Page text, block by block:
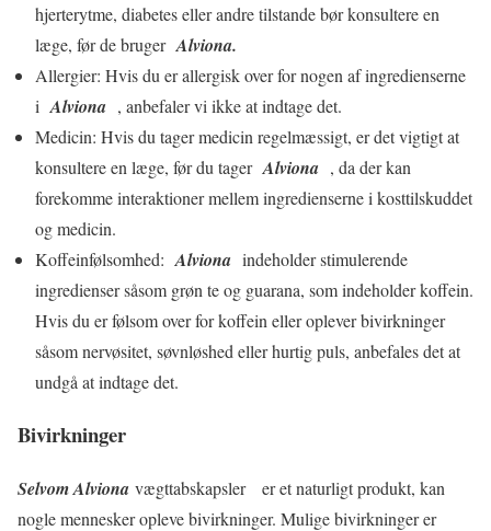
hjerterytme, diabetes eller andre tilstande bør konsultere en
læge, før de bruger Alviona.
Allergier: Hvis du er allergisk over for nogen af ​​ingredienserne
i Alviona , anbefaler vi ikke at indtage det.
Medicin: Hvis du tager medicin regelmæssigt, er det vigtigt at
konsultere en læge, før du tager Alviona , da der kan
forekomme interaktioner mellem ingredienserne i kosttilskuddet
og medicin.
Koffeinfølsomhed: Alviona indeholder stimulerende
ingredienser såsom grøn te og guarana, som indeholder koffein.
Hvis du er følsom over for koffein eller oplever bivirkninger
såsom nervøsitet, søvnløshed eller hurtig puls, anbefales det at
undgå at indtage det.
Bivirkninger
Selvom Alviona vægttabskapsler er et naturligt produkt, kan
nogle mennesker opleve bivirkninger. Mulige bivirkninger er